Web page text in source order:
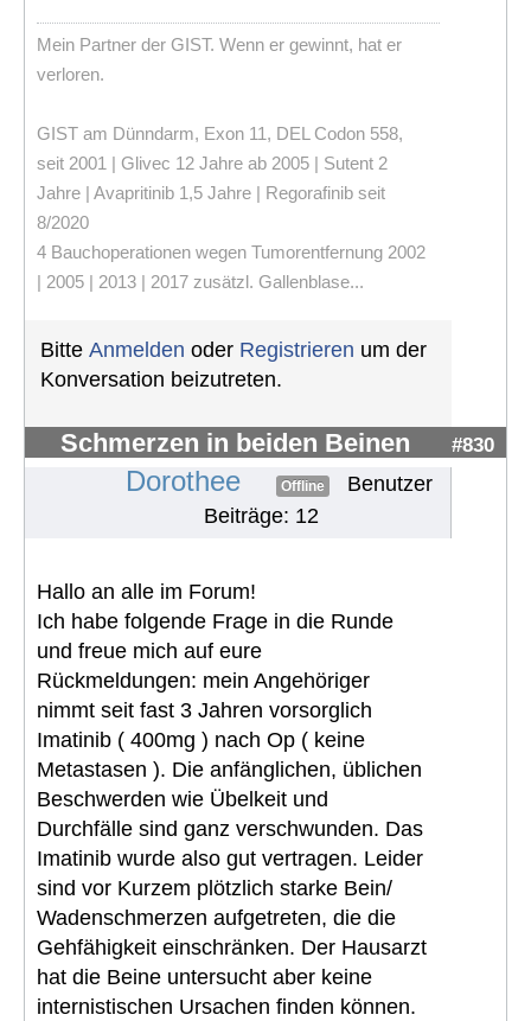
Mein Partner der GIST. Wenn er gewinnt, hat er
verloren.
GIST am Dünndarm, Exon 11, DEL Codon 558,
seit 2001 | Glivec 12 Jahre ab 2005 | Sutent 2
Jahre | Avapritinib 1,5 Jahre | Regorafinib seit
8/2020
4 Bauchoperationen wegen Tumorentfernung 2002
| 2005 | 2013 | 2017 zusätzl. Gallenblase...
Bitte Anmelden oder Registrieren um der
Konversation beizutreten.
Schmerzen in beiden Beinen #830
Dorothee Offline
Benutzer
Beiträge: 12
Hallo an alle im Forum!
Ich habe folgende Frage in die Runde
und freue mich auf eure
Rückmeldungen: mein Angehöriger
nimmt seit fast 3 Jahren vorsorglich
Imatinib ( 400mg ) nach Op ( keine
Metastasen ). Die anfänglichen, üblichen
Beschwerden wie Übelkeit und
Durchfälle sind ganz verschwunden. Das
Imatinib wurde also gut vertragen. Leider
sind vor Kurzem plötzlich starke Bein/
Wadenschmerzen aufgetreten, die die
Gehfähigkeit einschränken. Der Hausarzt
hat die Beine untersucht aber keine
internistischen Ursachen finden können.